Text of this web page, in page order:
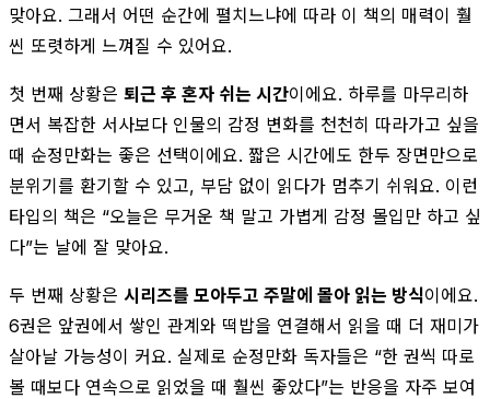
맞아요. 그래서 어떤 순간에 펼치느냐에 따라 이 책의 매력이 훨
씬 또렷하게 느껴질 수 있어요.
첫 번째 상황은 퇴근 후 혼자 쉬는 시간이에요. 하루를 마무리하
면서 복잡한 서사보다 인물의 감정 변화를 천천히 따라가고 싶을
때 순정만화는 좋은 선택이에요. 짧은 시간에도 한두 장면만으로
분위기를 환기할 수 있고, 부담 없이 읽다가 멈추기 쉬워요. 이런
타입의 책은 “오늘은 무거운 책 말고 가볍게 감정 몰입만 하고 싶
다”는 날에 잘 맞아요.
두 번째 상황은 시리즈를 모아두고 주말에 몰아 읽는 방식이에요.
6권은 앞권에서 쌓인 관계와 떡밥을 연결해서 읽을 때 더 재미가
살아날 가능성이 커요. 실제로 순정만화 독자들은 “한 권씩 따로
볼 때보다 연속으로 읽었을 때 훨씬 좋았다”는 반응을 자주 보여